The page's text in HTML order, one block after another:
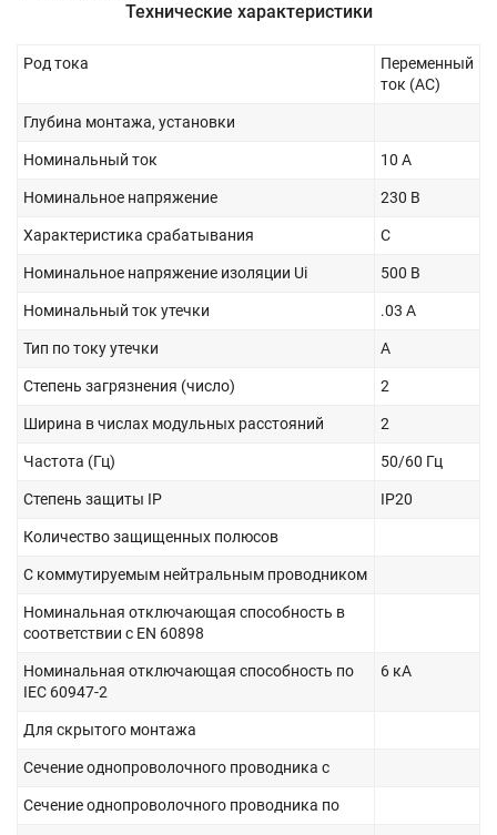
Технические характеристики
Род тока
Переменный
ток (AC)
Глубина монтажа, установки
Номинальный ток 10 А
Номинальное напряжение 230 В
Характеристика срабатывания C
Номинальное напряжение изоляции Ui 500 В
Номинальный ток утечки .03 А
Тип по току утечки A
Степень загрязнения (число) 2
Ширина в числах модульных расстояний 2
Частота (Гц) 50/60 Гц
Степень защиты IP IP20
Количество защищенных полюсов
С коммутируемым нейтральным проводником
Номинальная отключающая способность в
соответствии с EN 60898
Номинальная отключающая способность по
IEC 60947-2
6 кА
Для скрытого монтажа
Сечение однопроволочного проводника с
Сечение однопроволочного проводника по